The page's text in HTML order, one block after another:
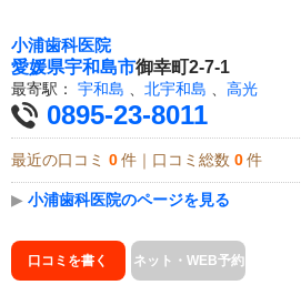
小浦歯科医院
愛媛県宇和島市御幸町2-7-1
最寄駅： 宇和島 北宇和島 高光
0895-23-8011
最近の口コミ 0 件｜口コミ総数 0 件
▶ 小浦歯科医院のページを見る
口コミを書く ネット・WEB予約